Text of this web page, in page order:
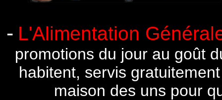
- L'Alimentation
promotions du jour au goût
habitent, servis
maison des uns pour